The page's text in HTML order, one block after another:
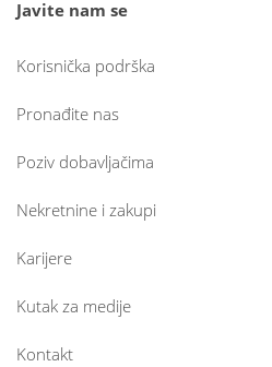
Javite nam se
Korisnička podrška
Pronađite nas
Poziv dobavljačima
Nekretnine i zakupi
Karijere
Kutak za medije
Kontakt